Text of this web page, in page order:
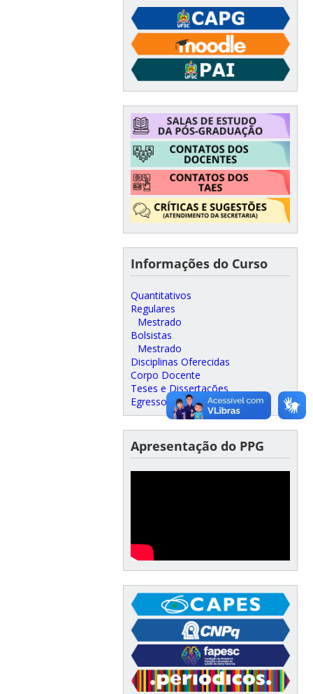
Informações do Curso
Quantitativos
Regulares
Mestrado
Bolsistas
Mestrado
Disciplinas Oferecidas
Corpo Docente
Teses e Dissertações
Egressos
Apresentação do PPG